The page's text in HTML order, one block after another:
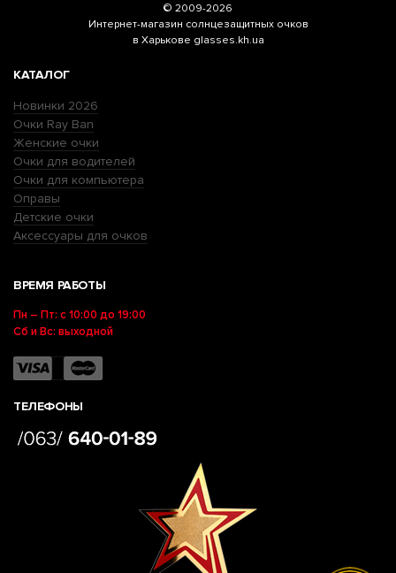
© 2009-2026
Интернет-магазин солнцезащитных очков
в Харькове glasses.kh.ua
КАТАЛОГ
Новинки 2026
Очки Ray Ban
Женские очки
Очки для водителей
Очки для компьютера
Оправы
Детские очки
Аксессуары для очков
ВРЕМЯ РАБОТЫ
Пн – Пт: с 10:00 до 19:00
Сб и Вс: выходной
ТЕЛЕФОНЫ